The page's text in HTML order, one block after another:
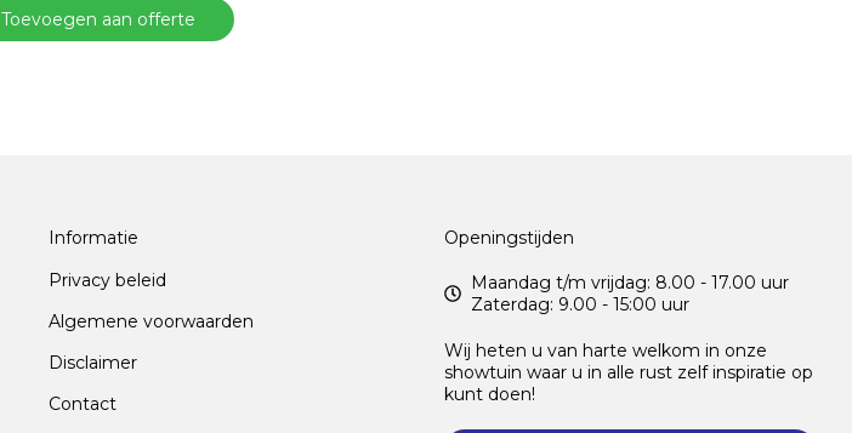
Toevoegen aan offerte
Informatie
Privacy beleid
Algemene voorwaarden
Disclaimer
Contact
Openingstijden
Maandag t/m vrijdag: 8.00 - 17.00 uur
Zaterdag: 9.00 - 15:00 uur
Wij heten u van harte welkom in onze
showtuin waar u in alle rust zelf inspiratie op
kunt doen!